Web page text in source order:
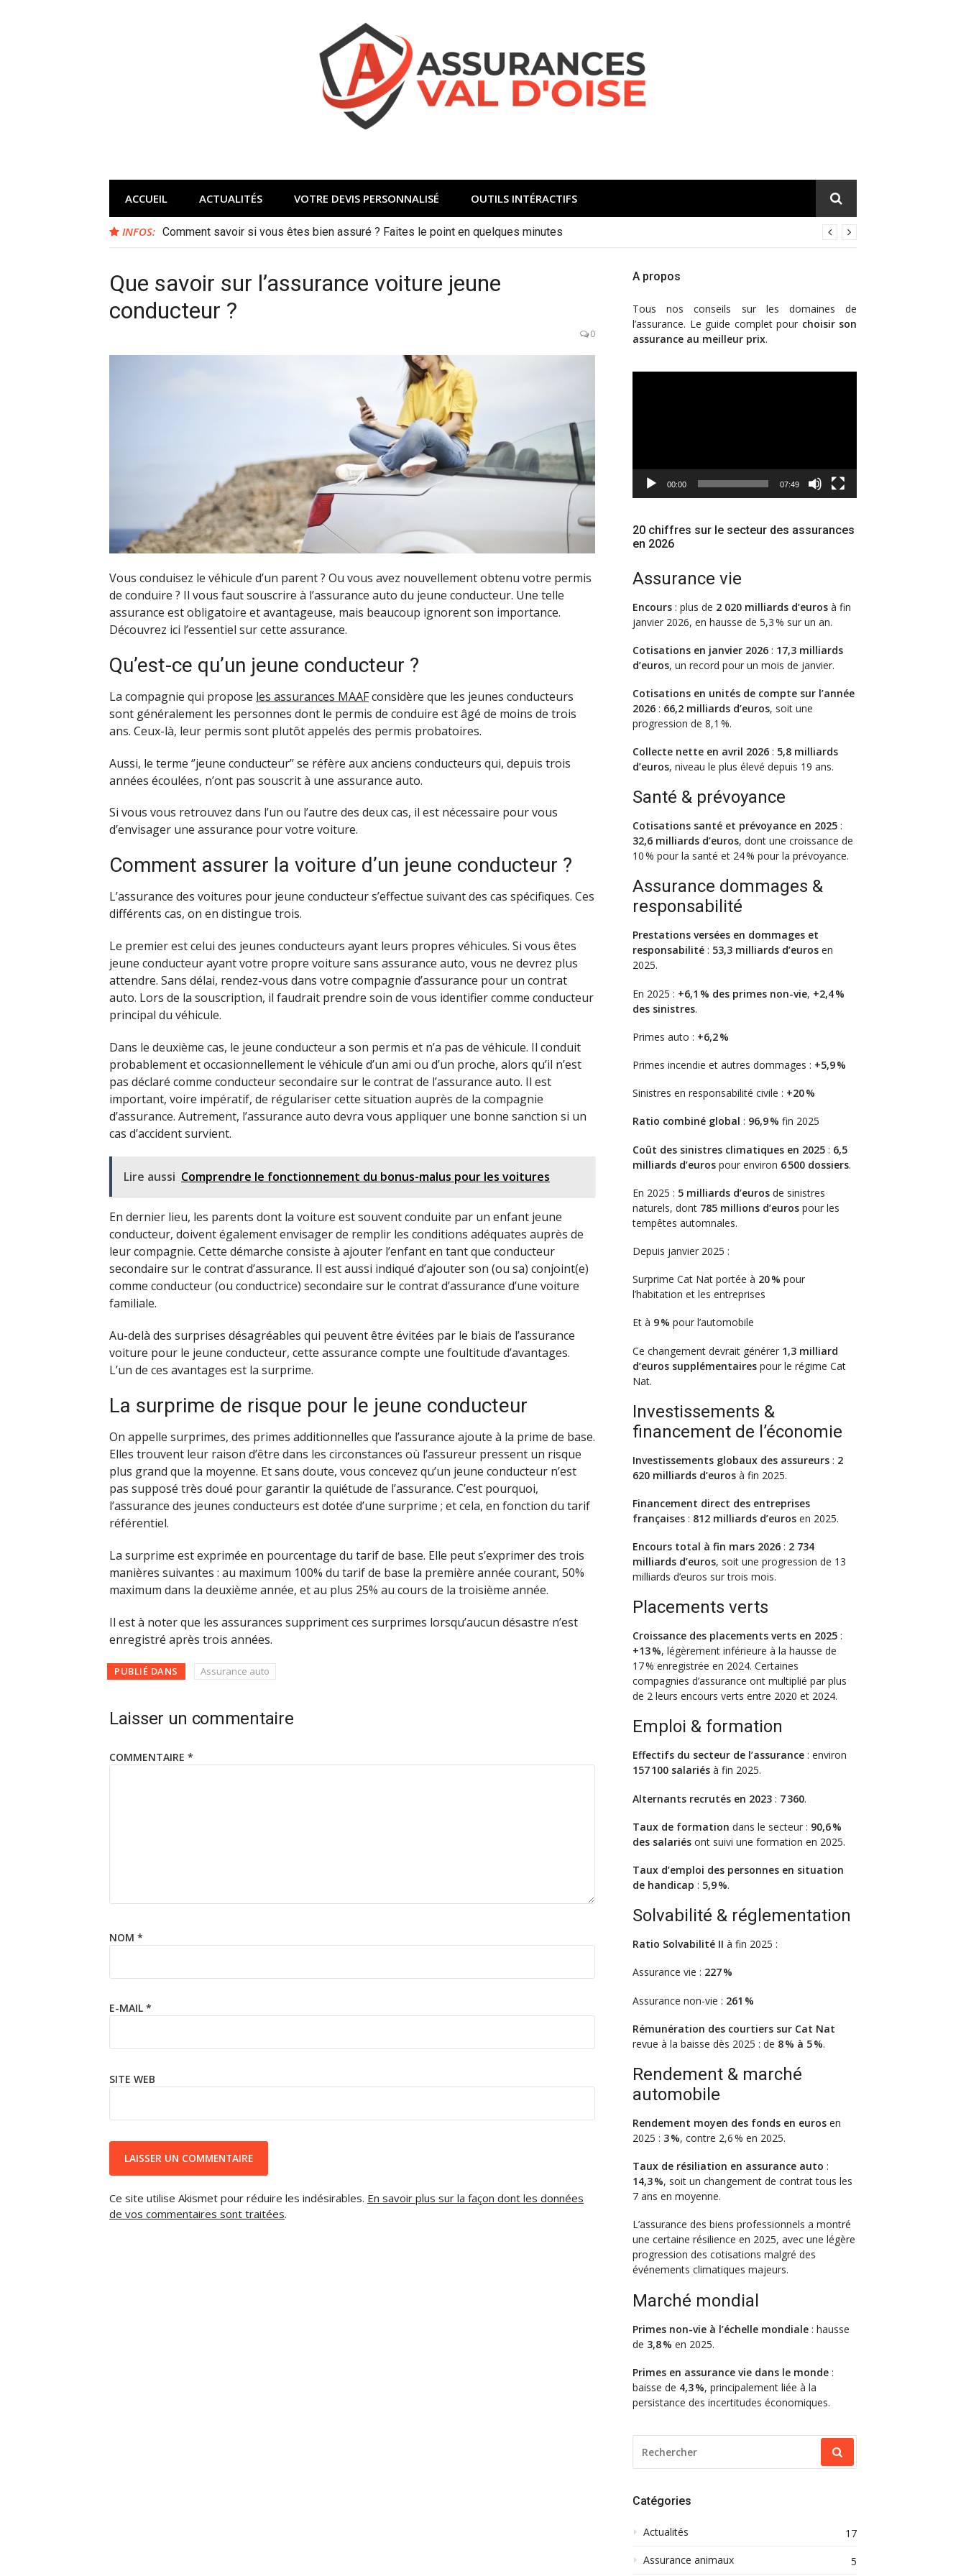
ACCUEIL ACTUALITÉS VOTRE DEVIS PERSONNALISÉ OUTILS INTÉRACTIFS
INFOS: Comment savoir si vous êtes bien assuré ? Faites le point en quelques minutes
Que savoir sur l’assurance voiture jeune
conducteur ?
0
Vous conduisez le véhicule d’un parent ? Ou vous avez nouvellement obtenu votre permis
de conduire ? Il vous faut souscrire à l’assurance auto du jeune conducteur. Une telle
assurance est obligatoire et avantageuse, mais beaucoup ignorent son importance.
Découvrez ici l’essentiel sur cette assurance.
Qu’est-ce qu’un jeune conducteur ?
La compagnie qui propose les assurances MAAFconsidère que les jeunes conducteurs
sont généralement les personnes dont le permis de conduire est âgé de moins de trois
ans. Ceux-là, leur permis sont plutôt appelés des permis probatoires.
Aussi, le terme ‘’jeune conducteur’’ se réfère aux anciens conducteurs qui, depuis trois
années écoulées, n’ont pas souscrit à une assurance auto.
Si vous vous retrouvez dans l’un ou l’autre des deux cas, il est nécessaire pour vous
d’envisager une assurance pour votre voiture.
Comment assurer la voiture d’un jeune conducteur ?
L’assurance des voitures pour jeune conducteur s’effectue suivant des cas spécifiques. Ces
différents cas, on en distingue trois.
Le premier est celui des jeunes conducteurs ayant leurs propres véhicules. Si vous êtes
jeune conducteur ayant votre propre voiture sans assurance auto, vous ne devrez plus
attendre. Sans délai, rendez-vous dans votre compagnie d’assurance pour un contrat
auto. Lors de la souscription, il faudrait prendre soin de vous identifier comme conducteur
principal du véhicule.
Dans le deuxième cas, le jeune conducteur a son permis et n’a pas de véhicule. Il conduit
probablement et occasionnellement le véhicule d’un ami ou d’un proche, alors qu’il n’est
pas déclaré comme conducteur secondaire sur le contrat de l’assurance auto. Il est
important, voire impératif, de régulariser cette situation auprès de la compagnie
d’assurance. Autrement, l’assurance auto devra vous appliquer une bonne sanction si un
cas d’accident survient.
Lire aussi Comprendre le fonctionnement du bonus-malus pour les voitures
En dernier lieu, les parents dont la voiture est souvent conduite par un enfant jeune
conducteur, doivent également envisager de remplir les conditions adéquates auprès de
leur compagnie. Cette démarche consiste à ajouter l’enfant en tant que conducteur
secondaire sur le contrat d’assurance. Il est aussi indiqué d’ajouter son (ou sa) conjoint(e)
comme conducteur (ou conductrice) secondaire sur le contrat d’assurance d’une voiture
familiale.
Au-delà des surprises désagréables qui peuvent être évitées par le biais de l’assurance
voiture pour le jeune conducteur, cette assurance compte une foultitude d’avantages.
L’un de ces avantages est la surprime.
La surprime de risque pour le jeune conducteur
On appelle surprimes, des primes additionnelles que l’assurance ajoute à la prime de base.
Elles trouvent leur raison d’être dans les circonstances où l’assureur pressent un risque
plus grand que la moyenne. Et sans doute, vous concevez qu’un jeune conducteur n’est
pas supposé très doué pour garantir la quiétude de l’assurance. C’est pourquoi,
l’assurance des jeunes conducteurs est dotée d’une surprime ; et cela, en fonction du tarif
référentiel.
La surprime est exprimée en pourcentage du tarif de base. Elle peut s’exprimer des trois
manières suivantes : au maximum 100% du tarif de base la première année courant, 50%
maximum dans la deuxième année, et au plus 25% au cours de la troisième année.
Il est à noter que les assurances suppriment ces surprimes lorsqu’aucun désastre n’est
enregistré après trois années.
PUBLIÉ DANS Assurance auto
Laisser un commentaire
COMMENTAIRE *
NOM *
E-MAIL *
SITE WEB
Ce site utilise Akismet pour réduire les indésirables. En savoir plus sur la façon dont les données
de vos commentaires sont traitées.
A propos
Tous nos conseils sur les domaines de
l’assurance. Le guide complet pour choisir son
assurance au meilleur prix.
00:00 07:49
20 chiffres sur le secteur des assurances
en 2026
Assurance vie
Encours : plus de 2 020 milliards d’euros à fin
janvier 2026, en hausse de 5,3 % sur un an.
Cotisations en janvier 2026 : 17,3 milliards
d’euros, un record pour un mois de janvier.
Cotisations en unités de compte sur l’année
2026 : 66,2 milliards d’euros, soit une
progression de 8,1 %.
Collecte nette en avril 2026 : 5,8 milliards
d’euros, niveau le plus élevé depuis 19 ans.
Santé & prévoyance
Cotisations santé et prévoyance en 2025 :
32,6 milliards d’euros, dont une croissance de
10 % pour la santé et 24 % pour la prévoyance.
Assurance dommages &
responsabilité
Prestations versées en dommages et
responsabilité : 53,3 milliards d’euros en
2025.
En 2025 : +6,1 % des primes non-vie, +2,4 %
des sinistres.
Primes auto : +6,2 %
Primes incendie et autres dommages : +5,9 %
Sinistres en responsabilité civile : +20 %
Ratio combiné global : 96,9 % fin 2025
Coût des sinistres climatiques en 2025 : 6,5
milliards d’euros pour environ 6 500 dossiers.
En 2025 : 5 milliards d’euros de sinistres
naturels, dont 785 millions d’euros pour les
tempêtes automnales.
Depuis janvier 2025 :
Surprime Cat Nat portée à 20 % pour
l’habitation et les entreprises
Et à 9 % pour l’automobile
Ce changement devrait générer 1,3 milliard
d’euros supplémentaires pour le régime Cat
Nat.
Investissements &
financement de l’économie
Investissements globaux des assureurs : 2
620 milliards d’euros à fin 2025.
Financement direct des entreprises
françaises : 812 milliards d’euros en 2025.
Encours total à fin mars 2026 : 2 734
milliards d’euros, soit une progression de 13
milliards d’euros sur trois mois.
Placements verts
Croissance des placements verts en 2025 :
+13 %, légèrement inférieure à la hausse de
17 % enregistrée en 2024. Certaines
compagnies d’assurance ont multiplié par plus
de 2 leurs encours verts entre 2020 et 2024.
Emploi & formation
Effectifs du secteur de l’assurance : environ
157 100 salariés à fin 2025.
Alternants recrutés en 2023 : 7 360.
Taux de formation dans le secteur : 90,6 %
des salariés ont suivi une formation en 2025.
Taux d’emploi des personnes en situation
de handicap : 5,9 %.
Solvabilité & réglementation
Ratio Solvabilité II à fin 2025 :
Assurance vie : 227 %
Assurance non-vie : 261 %
Rémunération des courtiers sur Cat Nat
revue à la baisse dès 2025 : de 8 % à 5 %.
Rendement & marché
automobile
Rendement moyen des fonds en euros en
2025 : 3 %, contre 2,6 % en 2025.
Taux de résiliation en assurance auto :
14,3 %, soit un changement de contrat tous les
7 ans en moyenne.
L’assurance des biens professionnels a montré
une certaine résilience en 2025, avec une légère
progression des cotisations malgré des
événements climatiques majeurs.
Marché mondial
Primes non-vie à l’échelle mondiale : hausse
de 3,8 % en 2025.
Primes en assurance vie dans le monde :
baisse de 4,3 %, principalement liée à la
persistance des incertitudes économiques.
POUR
:
Catégories
Actualités
17
Assurance animaux
5